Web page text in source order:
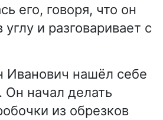
его, говоря, что он
и разговаривает с
Иванович нашёл себе
Он начал делать
из обрезков